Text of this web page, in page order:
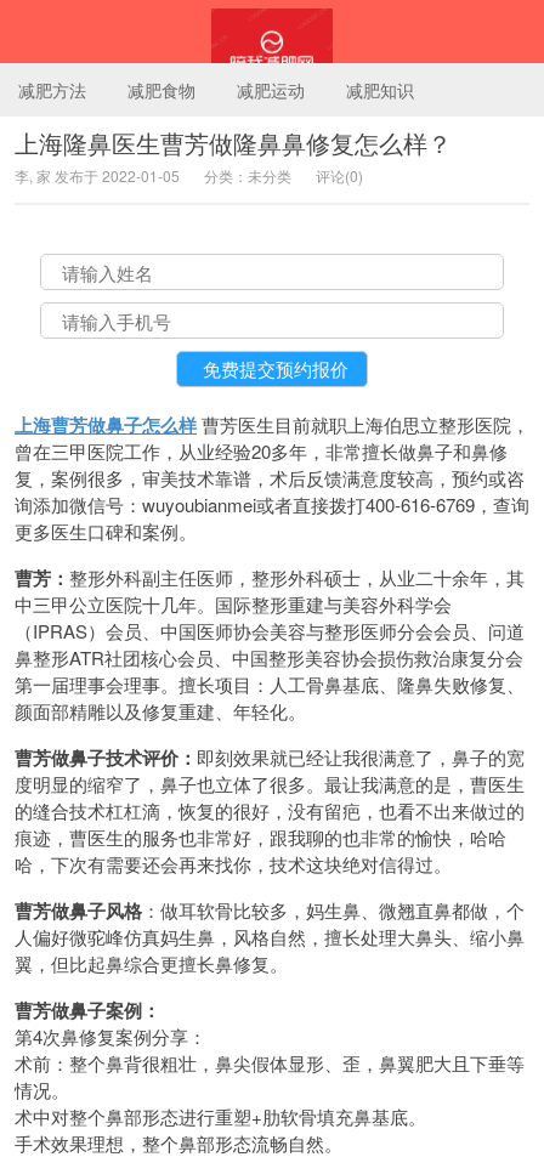
陪我减肥网
减肥方法 减肥食物 减肥运动 减肥知识
上海隆鼻医生曹芳做隆鼻鼻修复怎么样？
李, 家 发布于 2022-01-05 分类：未分类 评论(0)
上海曹芳做鼻子怎么样曹芳医生目前就职上海伯思立整形医院，
曾在三甲医院工作，从业经验20多年，非常擅长做鼻子和鼻修
复，案例很多，审美技术靠谱，术后反馈满意度较高，预约或咨
询添加微信号：wuyoubianmei或者直接拨打400-616-6769，查询
更多医生口碑和案例。
曹芳： 整形外科副主任医师，整形外科硕士，从业二十余年，其
中三甲公立医院十几年。国际整形重建与美容外科学会
（IPRAS）会员、中国医师协会美容与整形医师分会会员、问道
鼻整形ATR社团核心会员、中国整形美容协会损伤救治康复分会
第一届理事会理事。擅长项目：人工骨鼻基底、隆鼻失败修复、
颜面部精雕以及修复重建、年轻化。
曹芳做鼻子技术评价： 即刻效果就已经让我很满意了，鼻子的宽
度明显的缩窄了，鼻子也立体了很多。最让我满意的是，曹医生
的缝合技术杠杠滴，恢复的很好，没有留疤，也看不出来做过的
痕迹，曹医生的服务也非常好，跟我聊的也非常的愉快，哈哈
哈，下次有需要还会再来找你，技术这块绝对信得过。
曹芳做鼻子风格 ：做耳软骨比较多，妈生鼻、微翘直鼻都做，个
人偏好微驼峰仿真妈生鼻，风格自然，擅长处理大鼻头、缩小鼻
翼，但比起鼻综合更擅长鼻修复。
曹芳做鼻子案例：
第4次鼻修复案例分享：
术前：整个鼻背很粗壮，鼻尖假体显形、歪，鼻翼肥大且下垂等
情况。
术中对整个鼻部形态进行重塑+肋软骨填充鼻基底。
手术效果理想，整个鼻部形态流畅自然。